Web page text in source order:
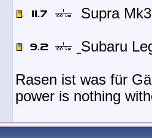
Supra
Subaru
Rasen ist was für
power is nothing